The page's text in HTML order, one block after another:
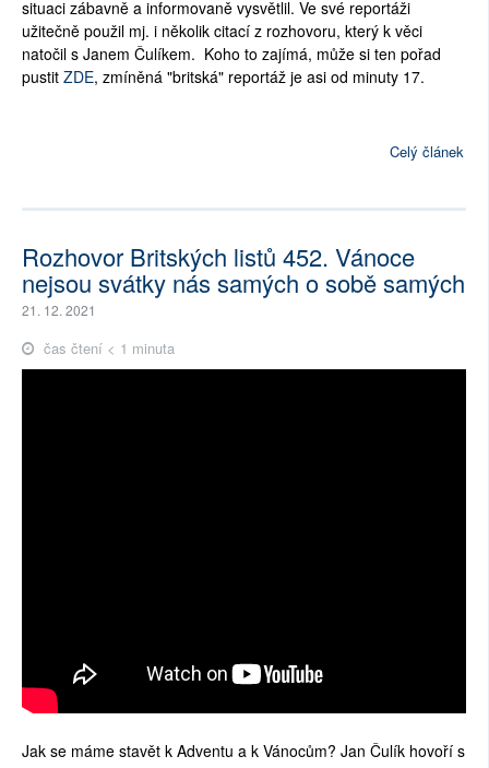
situaci zábavně a informovaně vysvětlil. Ve své reportáži
užitečně použil mj. i několik citací z rozhovoru, který k věci
natočil s Janem Čulíkem. Koho to zajímá, může si ten pořad
pustit ZDE, zmíněná "britská" reportáž je asi od minuty 17.
Celý článek
Rozhovor Britských listů 452. Vánoce
nejsou svátky nás samých o sobě samých
21. 12. 2021
čas čtení < 1 minuta
Jak se máme stavět k Adventu a k Vánocům? Jan Čulík hovoří s